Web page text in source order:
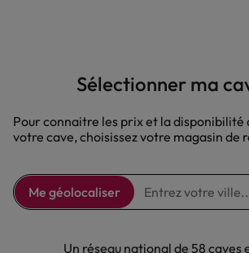
L'ABUS D'ALCOOL EST DANGEREUX POUR LA SANTÉ, À
Sélectionner ma
Pour connaitre les prix et la disponibilité
votre cave, choisissez votre magasin de
Me géolocaliser
Un réseau national de 58 caves